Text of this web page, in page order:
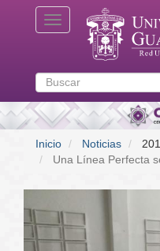
Toggle navigation
Buscar
Inicio Noticias
Una Línea Perfecta